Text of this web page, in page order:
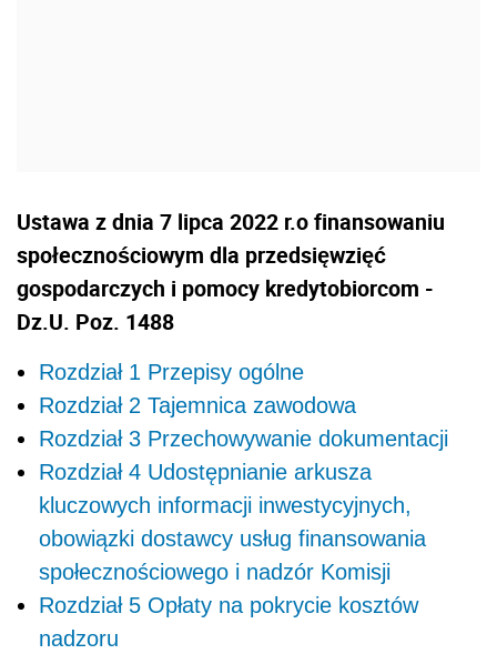
Ustawa z dnia 7 lipca 2022 r.o finansowaniu
społecznościowym dla przedsięwzięć
gospodarczych i pomocy kredytobiorcom -
Dz.U. Poz. 1488
Rozdział 1 Przepisy ogólne
Rozdział 2 Tajemnica zawodowa
Rozdział 3 Przechowywanie dokumentacji
Rozdział 4 Udostępnianie arkusza
kluczowych informacji inwestycyjnych,
obowiązki dostawcy usług finansowania
społecznościowego i nadzór Komisji
Rozdział 5 Opłaty na pokrycie kosztów
nadzoru